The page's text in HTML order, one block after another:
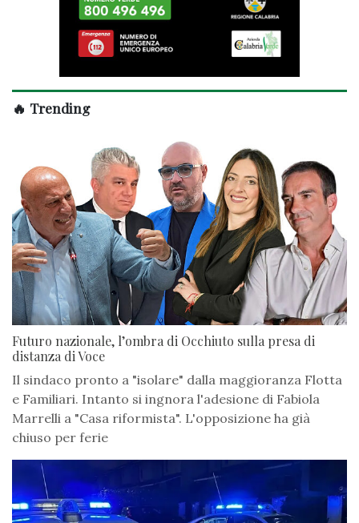
🔥 Trending
Futuro nazionale, l’ombra di Occhiuto sulla presa di
distanza di Voce
Il sindaco pronto a "isolare" dalla maggioranza Flotta
e Familiari. Intanto si ingnora l'adesione di Fabiola
Marrelli a "Casa riformista". L'opposizione ha già
chiuso per ferie